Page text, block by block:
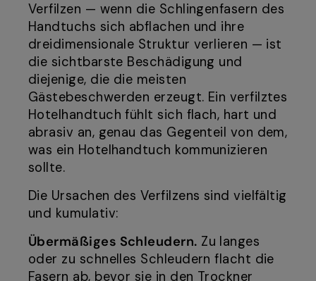
Verfilzen — wenn die Schlingenfasern des
Handtuchs sich abflachen und ihre
dreidimensionale Struktur verlieren — ist
die sichtbarste Beschädigung und
diejenige, die die meisten
Gästebeschwerden erzeugt. Ein verfilztes
Hotelhandtuch fühlt sich flach, hart und
abrasiv an, genau das Gegenteil von dem,
was ein Hotelhandtuch kommunizieren
sollte.
Die Ursachen des Verfilzens sind vielfältig
und kumulativ:
Übermäßiges Schleudern. Zu langes
oder zu schnelles Schleudern flacht die
Fasern ab, bevor sie in den Trockner